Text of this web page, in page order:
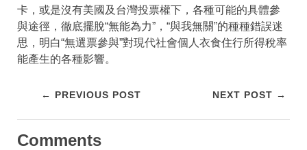
卡，或是沒有美國及台灣投票權下，各種可能的具體參
與途徑，徹底擺脫“無能為力”，“與我無關”的種種錯誤迷
思，明白“無選票參與”對現代社會個人衣食住行所得稅率
能產生的各種影響。
← PREVIOUS POST NEXT POST →
Comments